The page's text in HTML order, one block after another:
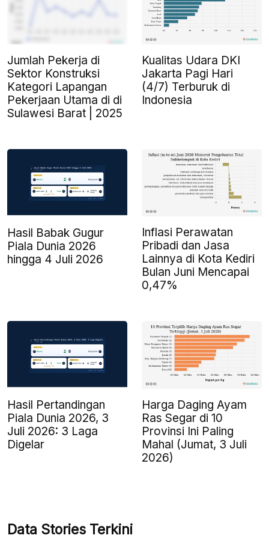
Jumlah Pekerja di
Sektor Konstruksi
Kategori Lapangan
Pekerjaan Utama di di
Sulawesi Barat | 2025
Kualitas Udara DKI
Jakarta Pagi Hari
(4/7) Terburuk di
Indonesia
Hasil Babak Gugur
Piala Dunia 2026
hingga 4 Juli 2026
Inflasi Perawatan
Pribadi dan Jasa
Lainnya di Kota Kediri
Bulan Juni Mencapai
0,47%
Hasil Pertandingan
Piala Dunia 2026, 3
Juli 2026: 3 Laga
Digelar
Harga Daging Ayam
Ras Segar di 10
Provinsi Ini Paling
Mahal (Jumat, 3 Juli
2026)
Data Stories Terkini